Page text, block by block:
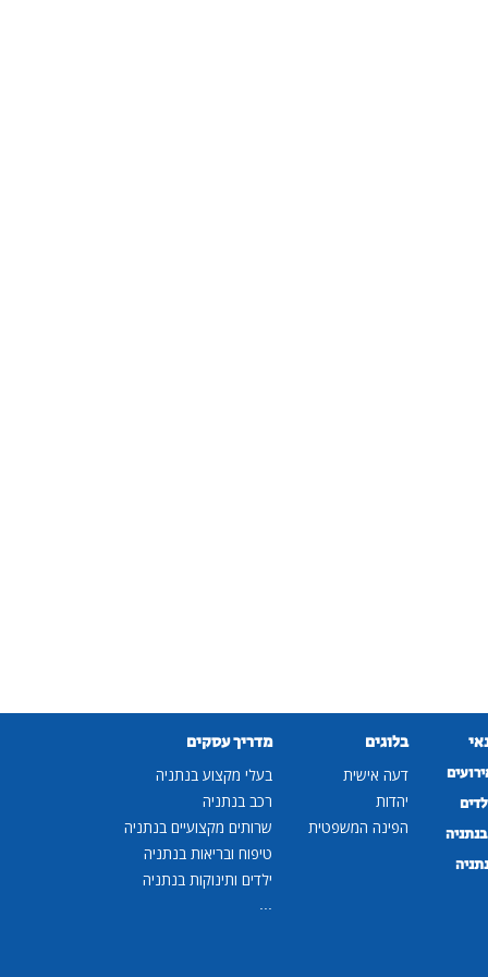
בלוגים
דעה אישית
יהדות
הפינה המשפטית
מדריך עסקים
בעלי מקצוע בנתניה
רכב בנתניה
שרותים מקצועיים בנתניה
טיפוח ובריאות בנתניה
ילדים ותינוקות בנתניה